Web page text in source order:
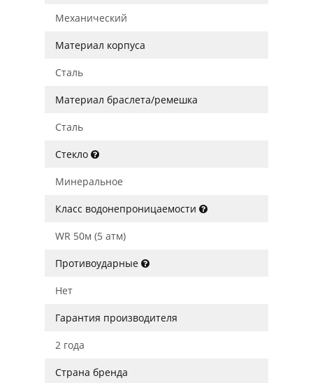
Механический
Материал корпуса
Сталь
Материал браслета/ремешка
Сталь
Стекло
Минеральное
Класс водонепроницаемости
WR 50м (5 атм)
Противоударные
Нет
Гарантия производителя
2 года
Страна бренда